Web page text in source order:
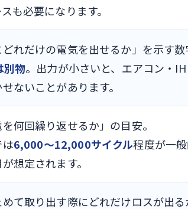
も必要になります。
どれだけの電気を出せるか」を示す数
別物。出力が小さいと、エアコン・
ないことがあります。
を何回繰り返せるか」の目安。
6,000〜12,000サイクル程度が一
想定されます。
て取り出す際にどれだけロスが出る